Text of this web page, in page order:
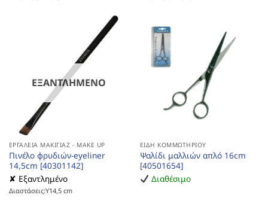
ΕΞΑΝΤΛΗΜΈΝΟ
ΕΡΓΑΛΕΊΑ ΜΑΚΙΓΙΆΖ - MAKE UP
Πινέλο φρυδιών-eyeliner
14,5cm [40301142]
✘ Εξαντλημένο
Διαστάσεις:Υ14,5 cm
ΕΊΔΗ ΚΟΜΜΩΤΗΡΊΟΥ
Ψαλίδι μαλλιών απλό 16cm
[40501654]
Διαθέσιμο